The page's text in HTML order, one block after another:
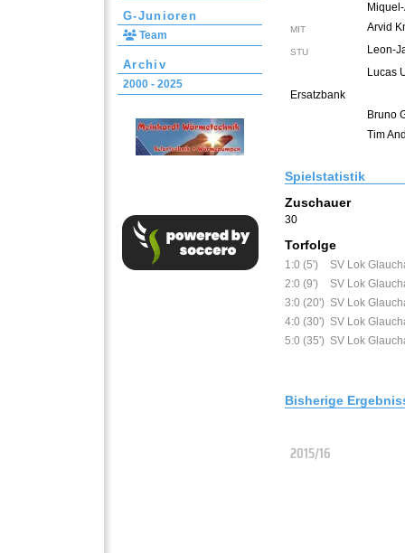
G-Junioren
Team
Archiv
2000 - 2025
MIT Arvid
STU
Leon-
Lucas
Ersatzbank
Bruno
Tim
Spielstatistik
Zuschauer
30
Torfolge
1:0 (5')
SV Lok
2:0 (9')
SV Lok
3:0 (20') SV Lok
4:0 (30') SV Lok
5:0 (35') SV Lok
Bisherige
2015/16